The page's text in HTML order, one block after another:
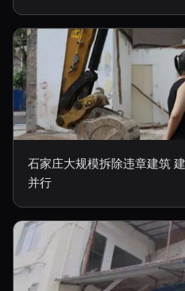
石家庄大规模拆除违章建筑
并行